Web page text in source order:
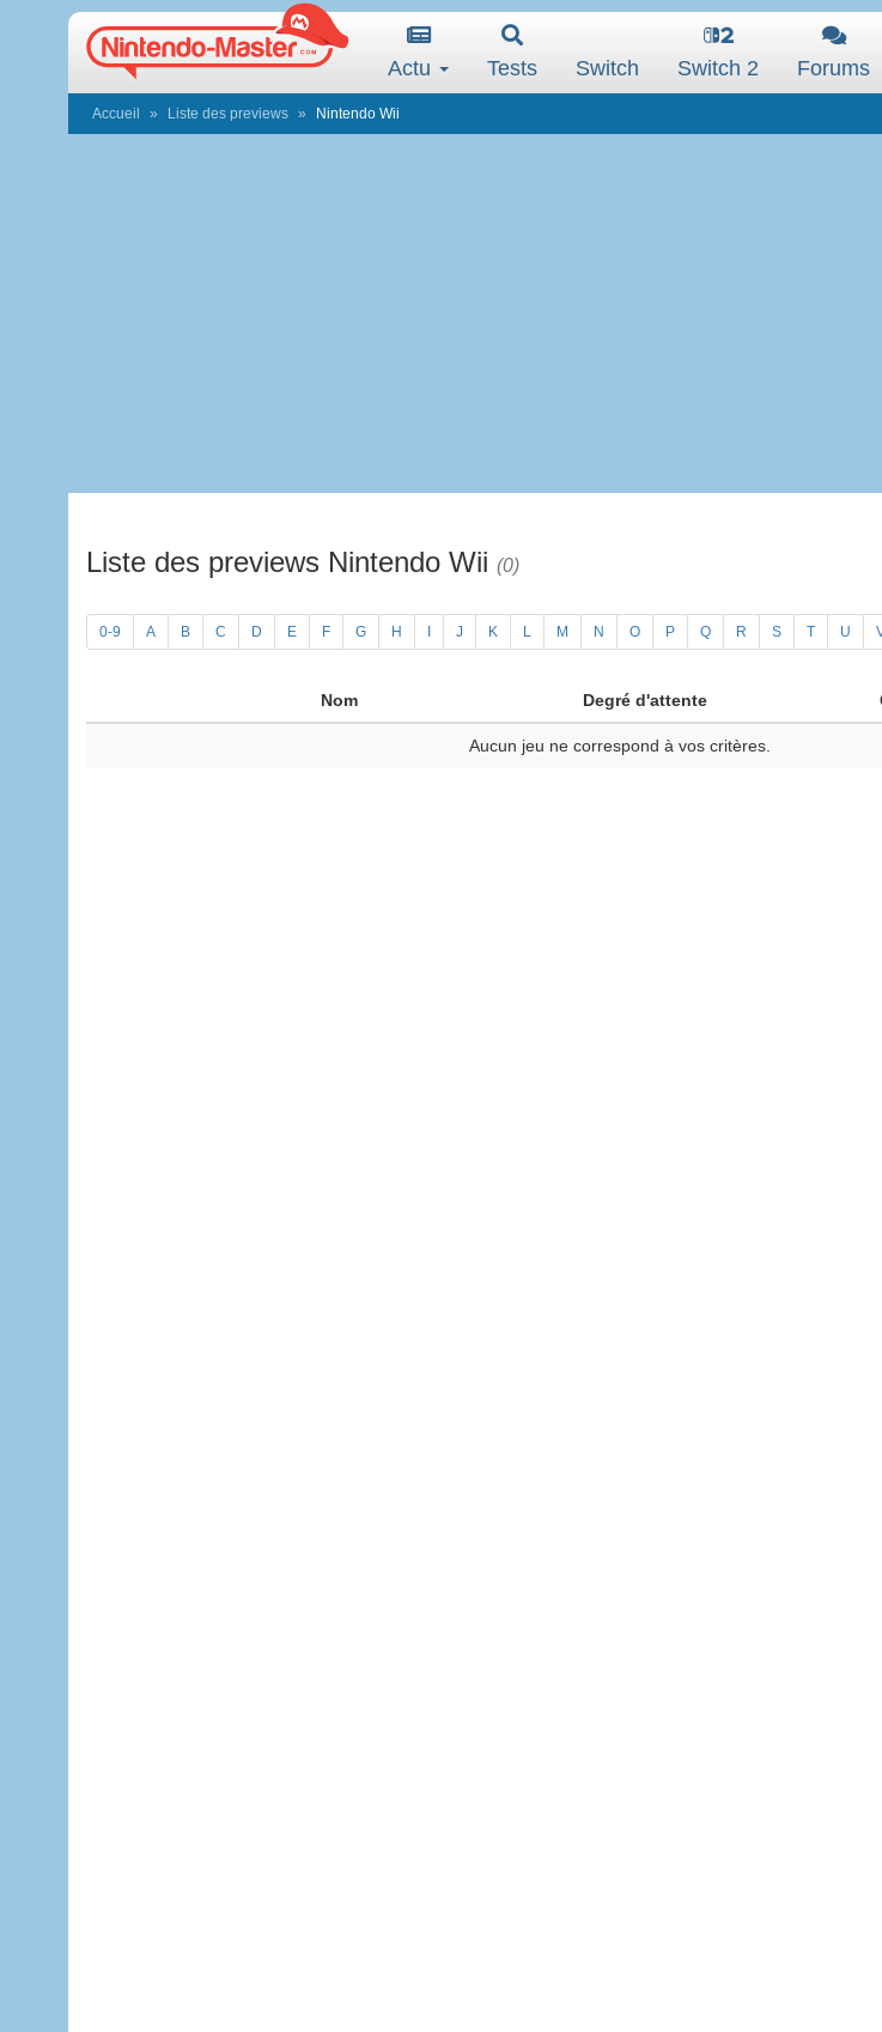
Actu Tests Switch Switch 2 Forums
Accueil Liste des previews Nintendo Wii
Liste des previews Nintendo Wii (0)
0-9 A B C D E F G H J K L M N O P Q R S T U
Nom Degré d'attente
Aucun jeu ne correspond à vos critères.